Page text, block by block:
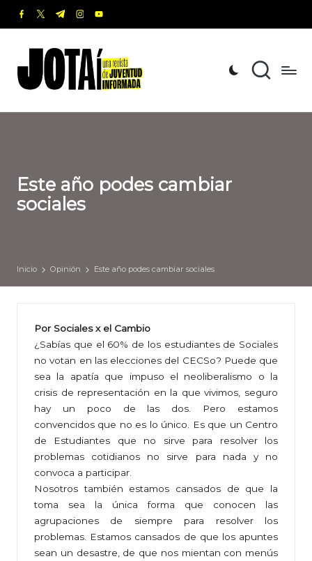
Saltar
contenido
facebook.com
twitter.com
t.me instagram.com
youtube.com
o
t
revista
de
Informada
Este año podes cambiar
sociales
Inicio Opinión Este año podes cambiar sociales
Por Sociales x el Cambio
¿Sabías que el 60% de los estudiantes de Sociales
no votan en las elecciones del CECSo? Puede que
sea la apatía que impuso el neoliberalismo o la
crisis de representación en la que vivimos, seguro
hay un poco de las dos. Pero estamos
convencidos que no es lo único. Es que un Centro
de Estudiantes que no sirve para resolver los
problemas cotidianos no sirve para nada y no
convoca a participar.
Nosotros también estamos cansados de que la
toma sea la única forma que conocen las
agrupaciones de siempre para resolver los
problemas. Estamos cansados de que los apuntes
sean un desastre, de que nos mientan con menús